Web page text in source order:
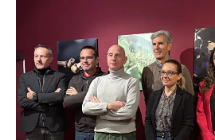
In "Notizie"
18
In
Sondrio, successo per la
manifestazione “Calici di
Stelle”
13 Agosto 2019